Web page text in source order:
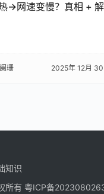
→网速变慢？真相 + 解
珊 2025年 12月
知识
所有 粤ICP备